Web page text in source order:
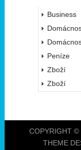
Business
Peníze
Zboží
Zboží
COPYRIGHT
THEME